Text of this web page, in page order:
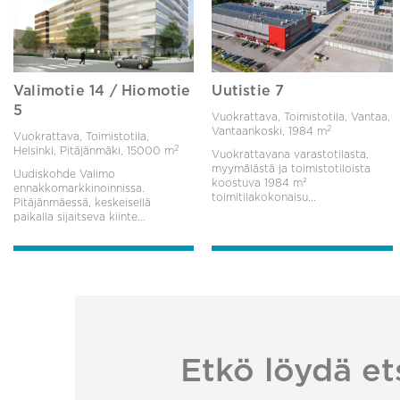
Valimotie 14 / Hiomotie
5
Vuokrattava, Toimistotila,
Helsinki, Pitäjänmäki, 15000 m2
Uudiskohde Valimo
ennakkomarkkinoinnissa.
Pitäjänmäessä, keskeisellä
paikalla sijaitseva kiinte...
Uutistie 7
Vuokrattava, Toimistotila, Vantaa,
Vantaankoski,1984 m2
Vuokrattavana varastotilasta,
myymälästä ja toimistotiloista
koostuva 1984 m²
toimitilakokonaisu...
Etkö löydä